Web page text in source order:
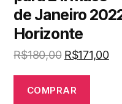
de Janeiro
Horizonte
R$180,00 R$171,00
COMPRAR